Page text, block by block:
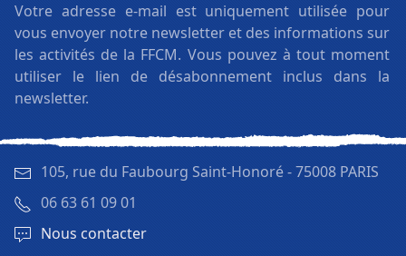
Votre adresse e-mail est uniquement utilisée pour
vous envoyer notre newsletter et des informations sur
les activités de la FFCM. Vous pouvez à tout moment
utiliser le lien de désabonnement inclus dans la
newsletter.
105, rue du Faubourg Saint-Honoré -75008 PARIS
06 63 61 09 01
Nous contacter